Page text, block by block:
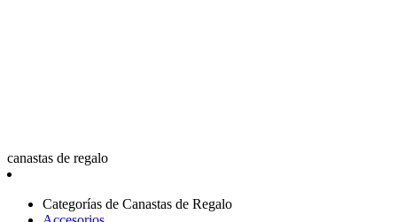
canastas de regalo
Categorías de Canastas de Regalo